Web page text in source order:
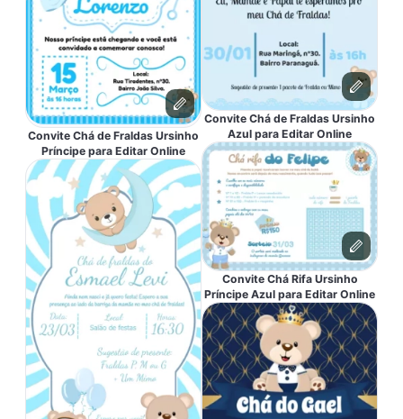
Convite Chá de Fraldas Ursinho
Príncipe para Editar Online
Convite Chá de Fraldas Ursinho
Azul para Editar Online
Convite Chá Rifa Ursinho
Príncipe Azul para Editar Online